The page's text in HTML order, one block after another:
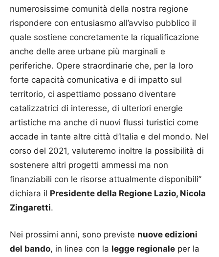
numerosissime comunità della nostra regione
rispondere con entusiasmo all’avviso pubblico il
quale sostiene concretamente la riqualificazione
anche delle aree urbane più marginali e
periferiche. Opere straordinarie che, per la loro
forte capacità comunicativa e di impatto sul
territorio, ci aspettiamo possano diventare
catalizzatrici di interesse, di ulteriori energie
artistiche ma anche di nuovi flussi turistici come
accade in tante altre città d’Italia e del mondo. Nel
corso del 2021, valuteremo inoltre la possibilità di
sostenere altri progetti ammessi ma non
finanziabili con le risorse attualmente disponibili”
dichiara il Presidente della Regione Lazio, Nicola
Zingaretti.
Nei prossimi anni, sono previste nuove edizioni
del bando, in linea con la legge regionale per la